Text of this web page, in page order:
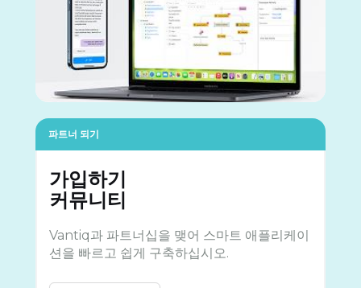
파트너 되기
가입하기
커뮤니티
Vantiq과 파트너십을 맺어 스마트 애플리케이
션을 빠르고 쉽게 구축하십시오.